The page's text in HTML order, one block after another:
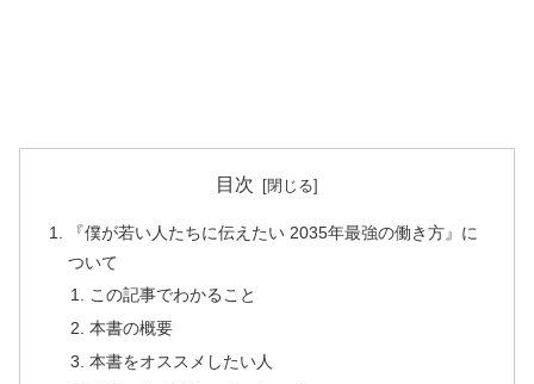
目次
『僕が若い人たちに伝えたい 2035年最強の働き方』に
ついて
この記事でわかること
本書の概要
本書をオススメしたい人